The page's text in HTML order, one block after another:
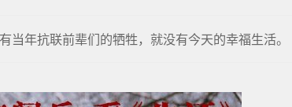
当年抗联前辈们的牺牲，就没有今天的幸福生活。